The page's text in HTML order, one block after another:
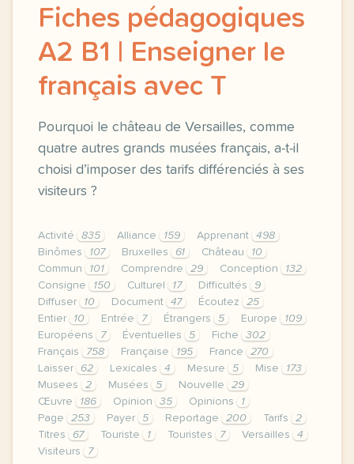
Fiches pédagogiques
A2 B1 | Enseigner le
français avec T
Pourquoi le château de Versailles, comme
quatre autres grands musées français, a-t-il
choisi d’imposer des tarifs différenciés à ses
visiteurs ?
Activité 835 Alliance 159 Apprenant
498
Binômes
107 Bruxelles 61 Château
10
Commun
101 Comprendre 29 Conception
132
Consigne
150 Culturel 17 Difficultés
9
Diffuser
10 Document 47 Écoutez
25
Entier
10 Entrée 7 Étrangers 5 Europe
109
Européens
7 Éventuelles 5 Fiche
302
Français
758 Française 195 France
270
Laisser
62 Lexicales 4 Mesure 5 Mise
173
Musees
2 Musées 5 Nouvelle
29
Œuvre
186 Opinion 35 Opinions
1
Page
253 Payer 5 Reportage 200 Tarifs
2
Titres
67 Touriste 1 Touristes 7 Versailles
4
Visiteurs
7